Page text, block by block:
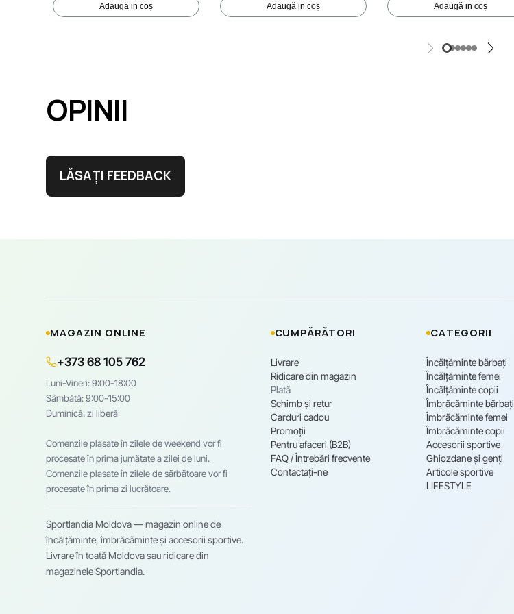
Adaugă in coș Adaugă in coș Adaugă in coș
OPINII
LĂSAȚI FEEDBACK
MAGAZIN ONLINE
+373 68 105 762
Luni-Vineri: 9:00-18:00
Sâmbătă: 9:00-15:00
Duminică: zi liberă
Comenzile plasate în zilele de weekend vor fi
procesate în prima jumătate a zilei de luni.
Comenzile plasate în zilele de sărbătoare vor fi
procesate în prima zi lucrătoare.
Sportlandia Moldova — magazin online de
încălțăminte, îmbrăcăminte și accesorii sportive.
Livrare în toată Moldova sau ridicare din
magazinele Sportlandia.
CUMPĂRĂTORI
Livrare
Ridicare din magazin
Plată
Schimb și retur
Carduri cadou
Promoții
Pentru afaceri (B2B)
FAQ / Întrebări frecvente
Contactați-ne
CATEGORII
Încălțăminte bărbați
Încălțăminte femei
Încălțăminte copii
Îmbrăcăminte bărbați
Îmbrăcăminte femei
Îmbrăcăminte copii
Accesorii sportive
Ghiozdane și genți
Articole sportive
LIFESTYLE